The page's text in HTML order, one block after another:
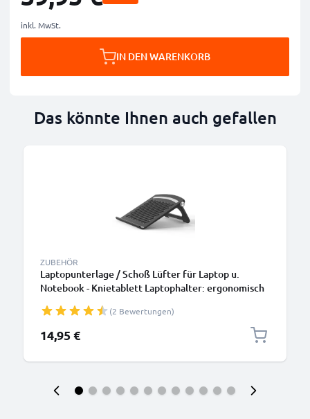
inkl. MwSt.
IN DEN WARENKORB
Das könnte Ihnen auch gefallen
ZUBEHÖR
Laptopunterlage / Schoß Lüfter für Laptop u.
Notebook - Knietablett Laptophalter: ergonomisch
Lapstand: Erhöhung, Kühler, Bettauflage
(2 Bewertungen)
14,95 €